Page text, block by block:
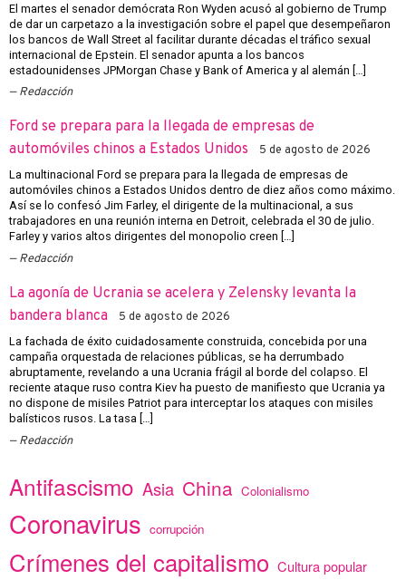
El martes el senador demócrata Ron Wyden acusó al gobierno de Trump
de dar un carpetazo a la investigación sobre el papel que desempeñaron
los bancos de Wall Street al facilitar durante décadas el tráfico sexual
internacional de Epstein. El senador apunta a los bancos
estadounidenses JPMorgan Chase y Bank of America y al alemán […]
Redacción
Ford se prepara para la llegada de empresas de
automóviles chinos a Estados Unidos
5 de agosto de 2026
La multinacional Ford se prepara para la llegada de empresas de
automóviles chinos a Estados Unidos dentro de diez años como máximo.
Así se lo confesó Jim Farley, el dirigente de la multinacional, a sus
trabajadores en una reunión interna en Detroit, celebrada el 30 de julio.
Farley y varios altos dirigentes del monopolio creen […]
Redacción
La agonía de Ucrania se acelera y Zelensky levanta la
bandera blanca
5 de agosto de 2026
La fachada de éxito cuidadosamente construida, concebida por una
campaña orquestada de relaciones públicas, se ha derrumbado
abruptamente, revelando a una Ucrania frágil al borde del colapso. El
reciente ataque ruso contra Kiev ha puesto de manifiesto que Ucrania ya
no dispone de misiles Patriot para interceptar los ataques con misiles
balísticos rusos. La tasa […]
Redacción
Antifascismo Asia China Colonialismo
Coronavirus corrupción
Crímenes del capitalismo Cultura popular